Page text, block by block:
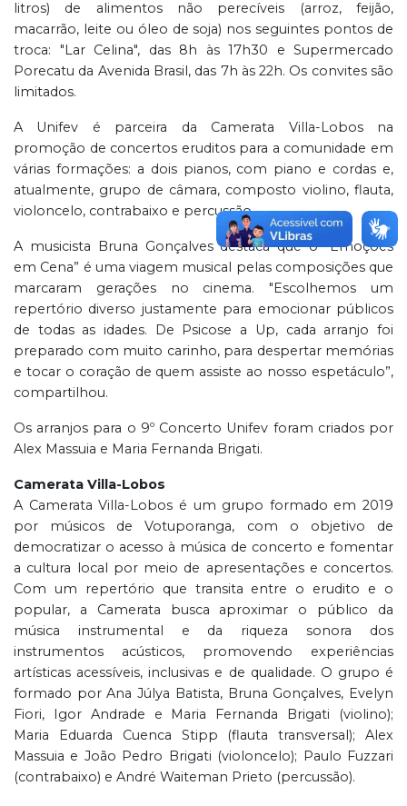
litros) de alimentos não perecíveis (arroz, feijão,
macarrão, leite ou óleo de soja) nos seguintes pontos de
troca: "Lar Celina", das 8h às 17h30 e Supermercado
Porecatu da Avenida Brasil, das 7h às 22h. Os convites são
limitados.
A Unifev é parceira da Camerata Villa-Lobos na
promoção de concertos eruditos para a comunidade em
várias formações: a dois pianos, com piano e cordas e,
atualmente, grupo de câmara, composto violino, flauta,
violoncelo, contrabaixo e percussão.
A musicista Bruna Gonçalves destaca que o “Emoções
em Cena” é uma viagem musical pelas composições que
marcaram gerações no cinema. "Escolhemos um
repertório diverso justamente para emocionar públicos
de todas as idades. De Psicose a Up, cada arranjo foi
preparado com muito carinho, para despertar memórias
e tocar o coração de quem assiste ao nosso espetáculo”,
compartilhou.
Os arranjos para o 9º Concerto Unifev foram criados por
Alex Massuia e Maria Fernanda Brigati.
Camerata Villa-Lobos
A Camerata Villa-Lobos é um grupo formado em 2019
por músicos de Votuporanga, com o objetivo de
democratizar o acesso à música de concerto e fomentar
a cultura local por meio de apresentações e concertos.
Com um repertório que transita entre o erudito e o
popular, a Camerata busca aproximar o público da
música instrumental e da riqueza sonora dos
instrumentos acústicos, promovendo experiências
artísticas acessíveis, inclusivas e de qualidade. O grupo é
formado por Ana Júlya Batista, Bruna Gonçalves, Evelyn
Fiori, Igor Andrade e Maria Fernanda Brigati (violino);
Maria Eduarda Cuenca Stipp (flauta transversal); Alex
Massuia e João Pedro Brigati (violoncelo); Paulo Fuzzari
(contrabaixo) e André Waiteman Prieto (percussão).